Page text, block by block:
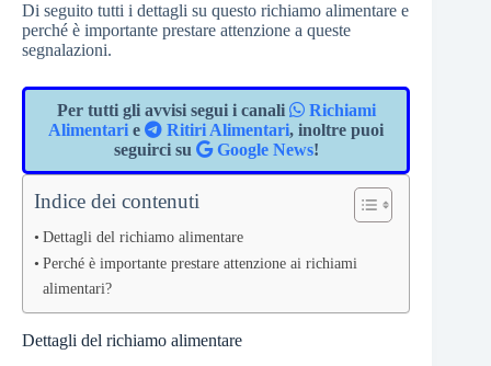
Di seguito tutti i dettagli su questo richiamo alimentare e
perché è importante prestare attenzione a queste
segnalazioni.
Per tutti gli avvisi segui i canali
Richiami
Alimentari e Ritiri Alimentari, inoltre puoi
seguirci su
Google News!
Indice dei contenuti
Dettagli del richiamo alimentare
Perché è importante prestare attenzione ai richiami
alimentari?
Dettagli del richiamo alimentare